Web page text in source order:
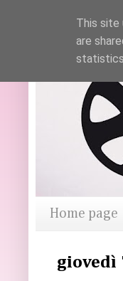
Home page
giovedì
This site
are